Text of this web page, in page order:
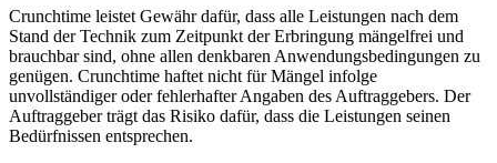
Crunchtime leistet Gewähr dafür, dass alle Leistungen nach dem
Stand der Technik zum Zeitpunkt der Erbringung mängelfrei und
brauchbar sind, ohne allen denkbaren Anwendungsbedingungen zu
genügen. Crunchtime haftet nicht für Mängel infolge
unvollständiger oder fehlerhafter Angaben des Auftraggebers. Der
Auftraggeber trägt das Risiko dafür, dass die Leistungen seinen
Bedürfnissen entsprechen.